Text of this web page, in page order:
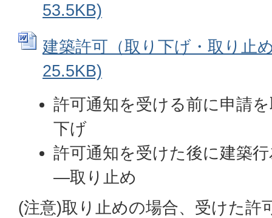
53.5KB)
建築許可（取り下げ・取り止
25.5KB)
許可通知を受ける前に申請
下げ
許可通知を受けた後に建築
―取り止め
(注意)取り止めの場合、受けた許